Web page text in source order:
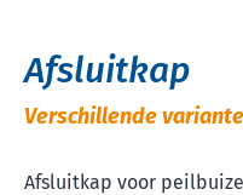
Afsluitkap
Verschillende
Afsluitkap voor